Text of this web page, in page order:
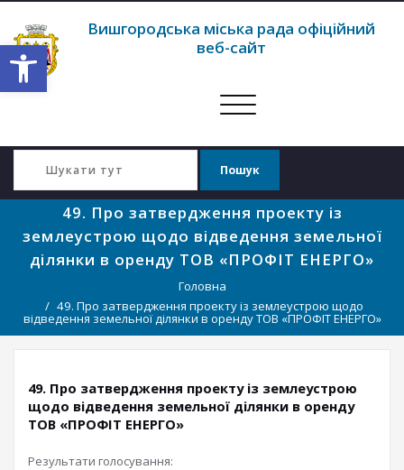
Відкрити Панель інструментів
Вишгородська міська рада офіційний
веб-сайт
Перемкнути
49. Про затвердження проекту із
землеустрою щодо відведення земельної
ділянки в оренду ТОВ «ПРОФІТ ЕНЕРГО»
Головна
49. Про затвердження проекту із землеустрою щодо
відведення земельної ділянки в оренду ТОВ «ПРОФІТ ЕНЕРГО»
49. Про затвердження проекту із землеустрою
щодо відведення земельної ділянки в оренду
ТОВ «ПРОФІТ ЕНЕРГО»
Результати голосування: